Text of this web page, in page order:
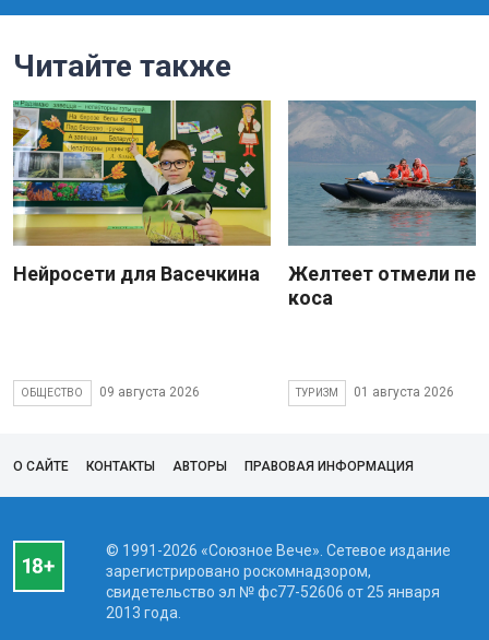
Читайте также
Нейросети для Васечкина
ОБЩЕСТВО 09 августа 2026
Желтеет отмели
коса
ТУРИЗМ 01 августа 2026
О САЙТЕ КОНТАКТЫ АВТОРЫ ПРАВОВАЯ ИНФОРМАЦИЯ
© 1991-2026 «Союзное Вече». Сетевое издание
зарегистрировано роскомнадзором,
свидетельство эл № фc77-52606 от 25 января
2013 года.